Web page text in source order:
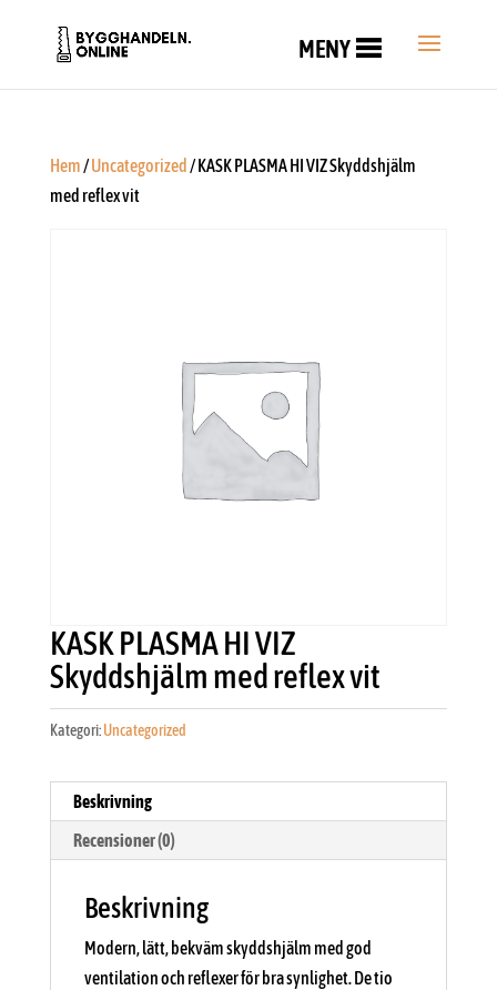
MENY
Hem/Uncategorized / KASK PLASMA HI VIZ Skyddshjälm
med reflex vit
KASK PLASMA HI VIZ
Skyddshjälm med reflex vit
Kategori:Uncategorized
Beskrivning
Recensioner (0)
Beskrivning
Modern, lätt, bekväm skyddshjälm med god
ventilation och reflexer för bra synlighet. De tio